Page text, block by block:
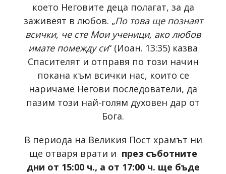
което Неговите деца полагат, за да
заживеят в любов. „По това ще познаят
всички, че сте Мои ученици, ако любов
имате помежду си“ (Иоан. 13:35) казва
Спасителят и отправя по този начин
покана към всички нас, които се
наричаме Негови последователи, да
пазим този най-голям духовен дар от
Бога.
В периода на Великия Пост храмът ни
ще отваря врати и през съботните
дни от 15:00 ч., а от 17:00 ч. ще бъде